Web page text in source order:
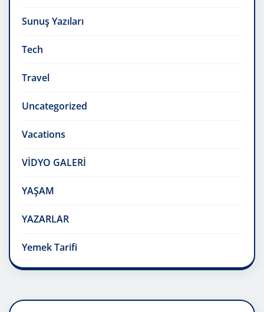
Sunuş Yazıları
Tech
Travel
Uncategorized
Vacations
VİDYO GALERİ
YAŞAM
YAZARLAR
Yemek Tarifi